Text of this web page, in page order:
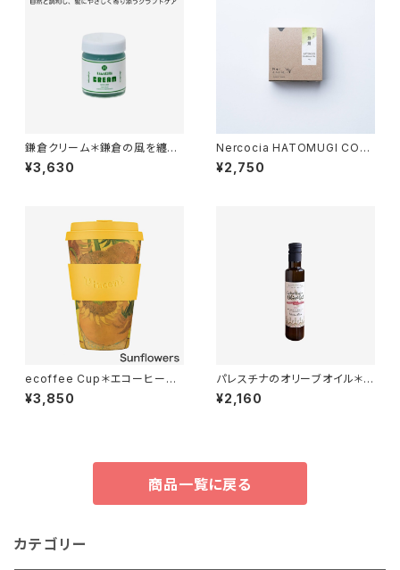
鎌倉クリーム＊鎌倉の風を纏う
自然派ヘアクリーム＊人工香料
不使用＊35g
¥3,630
Nercocia HATOMUGI CON
DITIONERBAR＊コンディショ
ナーバー＊ 豊鶯＊しっとりまと
¥2,750
ecoffee Cup＊エコーヒーカ
ップ＊400ml＊Van Gogh＊ヴ
ァン・ゴッホ＊全3色 PLA
¥3,850
パレスチナのオリーブオイル＊フ
ェアトレード＊無農薬＊パレスチ
ナ支援＊250CC
¥2,160
商品一覧に戻る
カテゴリー